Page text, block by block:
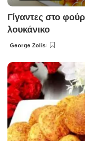
Γίγαντες στο
λουκάνικο
Posted
George Zolis